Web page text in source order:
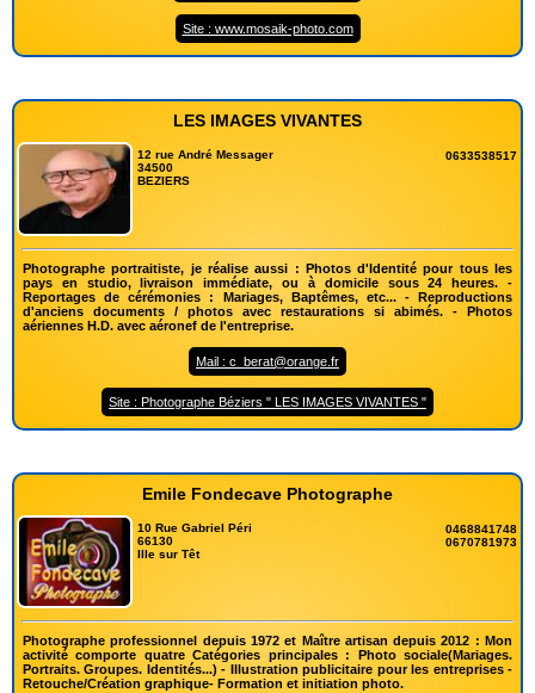
Site : www.mosaik-photo.com
LES IMAGES VIVANTES
12 rue André Messager
34500
BEZIERS
0633538517
Photographe portraitiste, je réalise aussi : Photos d'Identité pour tous les
pays en studio, livraison immédiate, ou à domicile sous 24 heures. -
Reportages de cérémonies : Mariages, Baptêmes, etc... - Reproductions
d'anciens documents / photos avec restaurations si abimés. - Photos
aériennes H.D. avec aéronef de l'entreprise.
Mail : c_berat@orange.fr
Site : Photographe Béziers " LES IMAGES VIVANTES "
Emile Fondecave Photographe
10 Rue Gabriel Péri
66130
Ille sur Têt
0468841748
0670781973
Photographe professionnel depuis 1972 et Maître artisan depuis 2012 : Mon
activité comporte quatre Catégories principales : Photo sociale(Mariages.
Portraits. Groupes. Identités...) - Illustration publicitaire pour les entreprises -
Retouche/Création graphique- Formation et initiation photo.